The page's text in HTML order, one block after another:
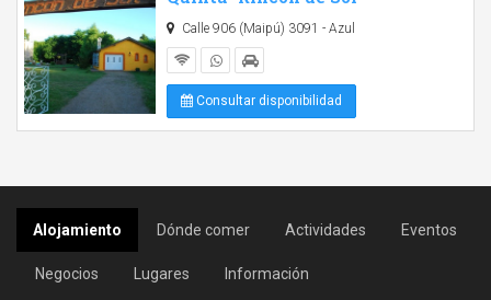
Calle 906 (Maipú) 3091 - Azul
Consultar disponibilidad
Alojamiento Dónde comer Actividades Eventos
Negocios Lugares Información